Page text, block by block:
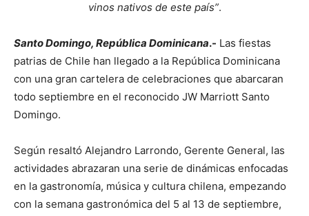
vinos nativos de este país”.
Santo Domingo, República Dominicana.- Las fiestas
patrias de Chile han llegado a la República Dominicana
con una gran cartelera de celebraciones que abarcaran
todo septiembre en el reconocido JW Marriott Santo
Domingo.
Según resaltó Alejandro Larrondo, Gerente General, las
actividades abrazaran una serie de dinámicas enfocadas
en la gastronomía, música y cultura chilena, empezando
con la semana gastronómica del 5 al 13 de septiembre,